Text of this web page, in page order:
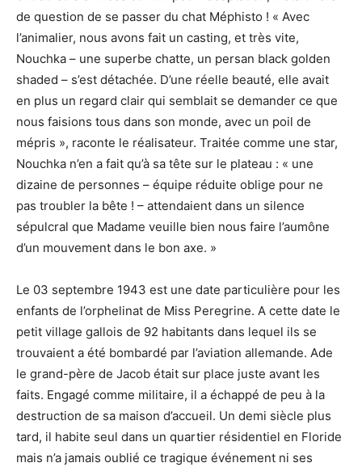
de question de se passer du chat Méphisto ! « Avec
l’animalier, nous avons fait un casting, et très vite,
Nouchka – une superbe chatte, un persan black golden
shaded – s’est détachée. D’une réelle beauté, elle avait
en plus un regard clair qui semblait se demander ce que
nous faisions tous dans son monde, avec un poil de
mépris », raconte le réalisateur. Traitée comme une star,
Nouchka n’en a fait qu’à sa tête sur le plateau : « une
dizaine de personnes – équipe réduite oblige pour ne
pas troubler la bête ! – attendaient dans un silence
sépulcral que Madame veuille bien nous faire l’aumône
d’un mouvement dans le bon axe. »
Le 03 septembre 1943 est une date particulière pour les
enfants de l’orphelinat de Miss Peregrine. A cette date le
petit village gallois de 92 habitants dans lequel ils se
trouvaient a été bombardé par l’aviation allemande. Ade
le grand-père de Jacob était sur place juste avant les
faits. Engagé comme militaire, il a échappé de peu à la
destruction de sa maison d’accueil. Un demi siècle plus
tard, il habite seul dans un quartier résidentiel en Floride
mais n’a jamais oublié ce tragique événement ni ses